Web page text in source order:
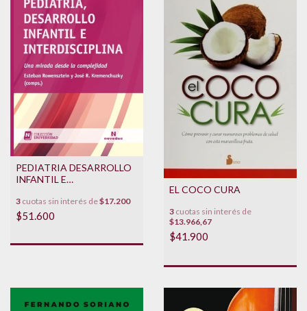
PEDIATRIA DESARROLLO
INFANTIL E
3 cuotas sin interés de$17.200
$51.600
EL COCO CURA
3 cuotas sin interés de
$13.966,67
$41.900